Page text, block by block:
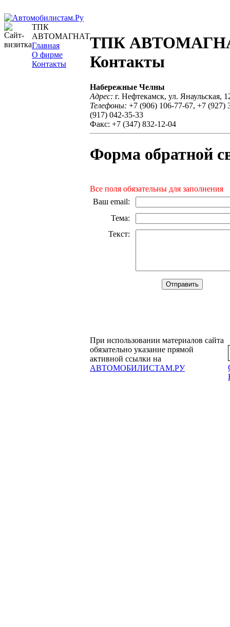
ТПК
АВТОМАГНАТ
Главная
О фирме
Контакты
ТПК
Контакты
Набережные Челны
Адрес: г. Нефтекамск, ул. Янаульская,
Телефоны: +7 (906) 106-77-67, +7 (927)
(917) 042-35-33
Факс: +7 (347) 832-12-04
Форма обратной
Все поля обязательны для заполнения
Ваш email:
Тема:
Текст:
При использовании материалов сайта
обязательно указание прямой
активной ссылки на
АВТОМОБИЛИСТАМ.РУ